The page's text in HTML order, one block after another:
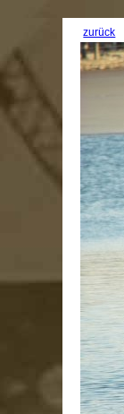
zurück